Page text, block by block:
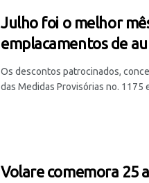
Julho foi o melhor
emplacamentos de
Os descontos patrocinados,
das Medidas Provisórias no. 1175
Volare comemora 25